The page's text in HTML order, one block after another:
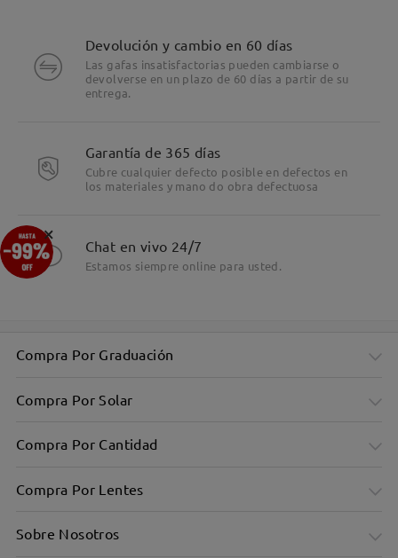
Devolución y cambio en 60 días
Las gafas insatisfactorias pueden cambiarse o
devolverse en un plazo de 60 días a partir de su
entrega.
Garantía de 365 días
Cubre cualquier defecto posible en defectos en
los materiales y mano do obra defectuosa
Chat en vivo 24/7
Estamos siempre online para usted.
Compra Por Graduación
Compra Por Solar
Compra Por Cantidad
Compra Por Lentes
Sobre Nosotros
×